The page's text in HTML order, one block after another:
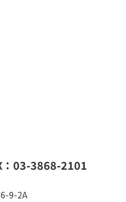
03-3868-2101
9-2A